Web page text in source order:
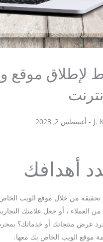
لإطلاق
J.
- أغسطس 2, 2023
تحقيقه من خلال موقع الويب
العملاء ، أو جعل علامتك
عرض منتجاتك أو خدماتك؟
موقع الويب الخاص بك معها.